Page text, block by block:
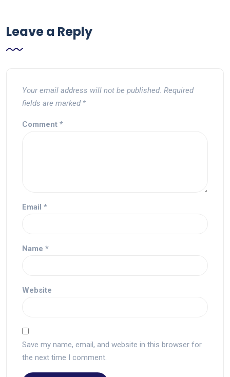
Leave a Reply
Your email address will not be published. Required
fields are marked *
Comment *
Email *
Name *
Website
Save my name, email, and website in this browser for
the next time I comment.